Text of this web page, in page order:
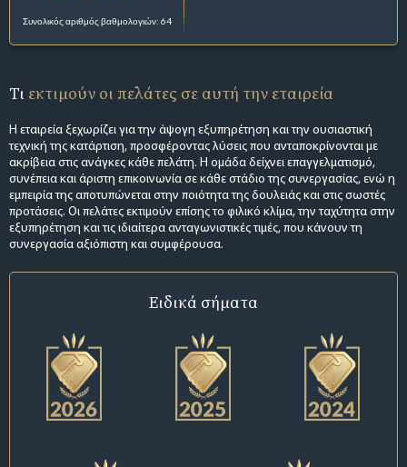
Συνολικός αριθμός βαθμολογιών: 64
Τι εκτιμούν οι πελάτες σε αυτή την εταιρεία
Η εταιρεία ξεχωρίζει για την άψογη εξυπηρέτηση και την ουσιαστική
τεχνική της κατάρτιση, προσφέροντας λύσεις που ανταποκρίνονται με
ακρίβεια στις ανάγκες κάθε πελάτη. Η ομάδα δείχνει επαγγελματισμό,
συνέπεια και άριστη επικοινωνία σε κάθε στάδιο της συνεργασίας, ενώ η
εμπειρία της αποτυπώνεται στην ποιότητα της δουλειάς και στις σωστές
προτάσεις. Οι πελάτες εκτιμούν επίσης το φιλικό κλίμα, την ταχύτητα στην
εξυπηρέτηση και τις ιδιαίτερα ανταγωνιστικές τιμές, που κάνουν τη
συνεργασία αξιόπιστη και συμφέρουσα.
Ειδικά σήματα